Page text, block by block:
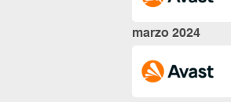
marzo 2024